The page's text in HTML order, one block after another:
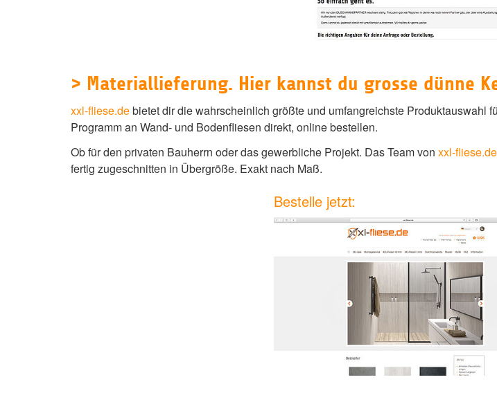
> Materiallieferung. Hier kannst du grosse dünne
xxl-fliese.debietet dir die wahrscheinlich größte und umfangreichste Produktauswahl
Programm an Wand- und Bodenfliesen direkt, online bestellen.
Ob für den privaten Bauherrn oder das gewerbliche Projekt. Das Team von xxl-fliese.de
fertig zugeschnitten in Übergröße. Exakt nach Maß.
Bestelle jetzt: